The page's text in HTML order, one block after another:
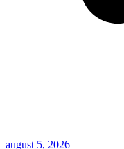
august 5, 2026